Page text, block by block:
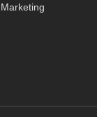
Marketing